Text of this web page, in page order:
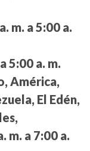
m. a 5:00 a.
5:00 a. m.
América,
El Edén,
m. a 7:00 a.